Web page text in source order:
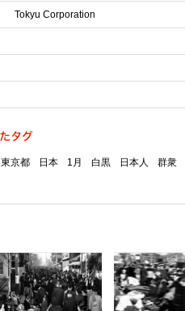
Tokyu Corporation
東京都 日本 1月 白黒 日本人 群衆